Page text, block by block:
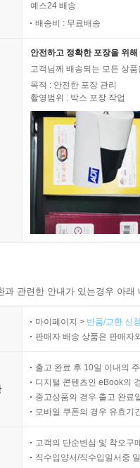
예스24 배송
배송비 : 무료배송
안전하고 정확한 포장을 위
고객님께 배송되는 모든 상
목적 : 안전한 포장 관리
촬영범위 : 박스 포장 작업
관련한 안내가 있는경우 아
마이페이지 > 반품/교환 신
판매자 배송 상품은 판매자
출고 완료 후 10일 이내의
디지털 콘텐츠인 eBook의
중고상품의 경우 출고 완료
모바일 쿠폰의 경우 유효기
고객의 단순변심 및 착오구
직수입양서/직수입일서중